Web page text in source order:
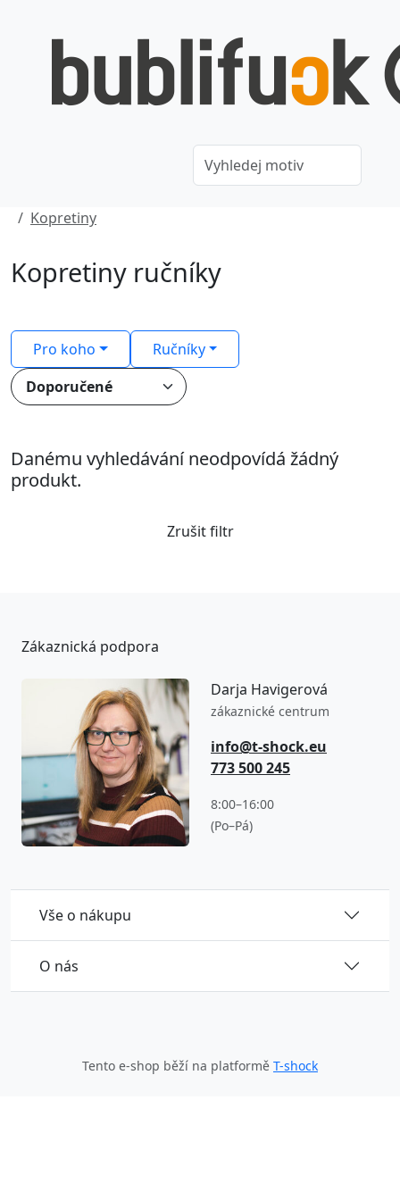
Kopretiny
Kopretiny ručníky
Pro koho Ručníky
Danému vyhledávání neodpovídá žádný
produkt.
Zrušit filtr
Vše o nákupu
O nás
Zákaznická podpora
Darja Havigerová
zákaznické centrum
info@t-shock.eu
773 500 245
8:00–16:00
(Po–Pá)
Tento e-shop běží na platformě T-shock